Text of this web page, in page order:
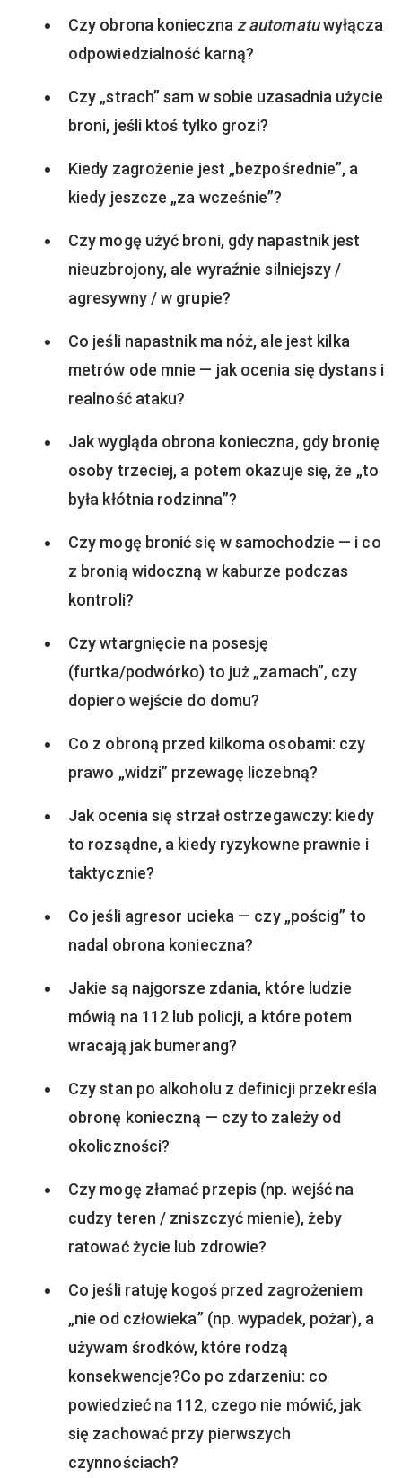
Czy obrona konieczna z automatuwyłącza
odpowiedzialność karną?
Czy „strach” sam w sobie uzasadnia użycie
broni, jeśli ktoś tylko grozi?
Kiedy zagrożenie jest „bezpośrednie”, a
kiedy jeszcze „za wcześnie”?
Czy mogę użyć broni, gdy napastnik jest
nieuzbrojony, ale wyraźnie silniejszy /
agresywny / w grupie?
Co jeśli napastnik ma nóż, ale jest kilka
metrów ode mnie — jak ocenia się dystans i
realność ataku?
Jak wygląda obrona konieczna, gdy bronię
osoby trzeciej, a potem okazuje się, że „to
była kłótnia rodzinna”?
Czy mogę bronić się w samochodzie — i co
z bronią widoczną w kaburze podczas
kontroli?
Czy wtargnięcie na posesję
(furtka/podwórko) to już „zamach”, czy
dopiero wejście do domu?
Co z obroną przed kilkoma osobami: czy
prawo „widzi” przewagę liczebną?
Jak ocenia się strzał ostrzegawczy: kiedy
to rozsądne, a kiedy ryzykowne prawnie i
taktycznie?
Co jeśli agresor ucieka — czy „pościg” to
nadal obrona konieczna?
Jakie są najgorsze zdania, które ludzie
mówią na 112 lub policji, a które potem
wracają jak bumerang?
Czy stan po alkoholu z definicji przekreśla
obronę konieczną — czy to zależy od
okoliczności?
Czy mogę złamać przepis (np. wejść na
cudzy teren / zniszczyć mienie), żeby
ratować życie lub zdrowie?
Co jeśli ratuję kogoś przed zagrożeniem
„nie od człowieka” (np. wypadek, pożar), a
używam środków, które rodzą
konsekwencje?Co po zdarzeniu: co
powiedzieć na 112, czego nie mówić, jak
się zachować przy pierwszych
czynnościach?